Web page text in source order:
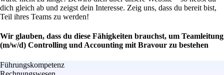
dich gleich ab und zeigst dein Interesse. Zeig uns, dass du bereit bist,
Teil ihres Teams zu werden!
Wir glauben, dass du diese Fähigkeiten brauchst, um Teamleitung
(m/w/d) Controlling und Accounting mit Bravour zu bestehen
Führungskompetenz